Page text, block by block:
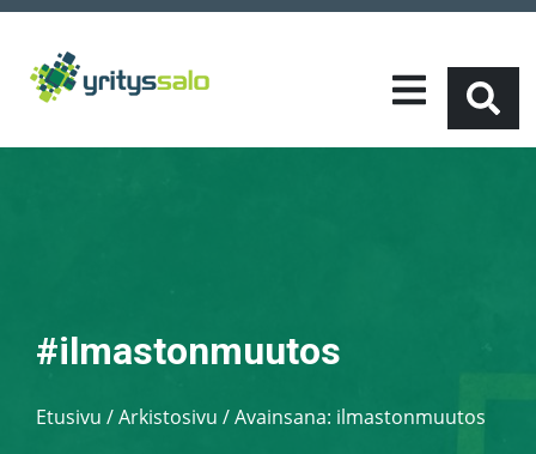
#ilmastonmuutos
Etusivu /Arkistosivu / Avainsana: ilmastonmuutos